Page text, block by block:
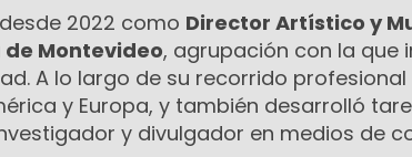
2022 como Director Artístico y
Montevideo, agrupación con la que
A lo largo de su recorrido
y Europa, y también desarrolló
y divulgador en medios de